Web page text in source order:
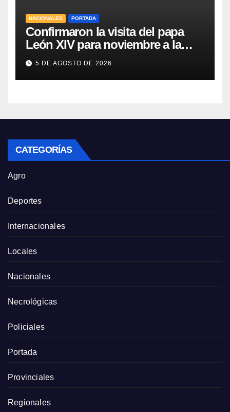
NACIONALES PORTADA
Confirmaron la visita del papa
León XIV para noviembre a la
Argentina
5 DE AGOSTO DE 2026
CATEGORÍAS
Agro
Deportes
Internacionales
Locales
Nacionales
Necrológicas
Policiales
Portada
Provinciales
Regionales